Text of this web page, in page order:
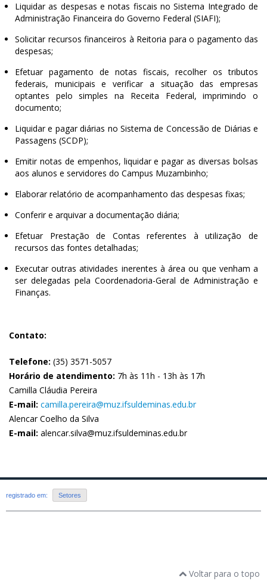
Liquidar as despesas e notas fiscais no Sistema Integrado de
Administração Financeira do Governo Federal (SIAFI);
Solicitar recursos financeiros à Reitoria para o pagamento das
despesas;
Efetuar pagamento de notas fiscais, recolher os tributos
federais, municipais e verificar a situação das empresas
optantes pelo simples na Receita Federal, imprimindo o
documento;
Liquidar e pagar diárias no Sistema de Concessão de Diárias e
Passagens (SCDP);
Emitir notas de empenhos, liquidar e pagar as diversas bolsas
aos alunos e servidores do Campus Muzambinho;
Elaborar relatório de acompanhamento das despesas fixas;
Conferir e arquivar a documentação diária;
Efetuar Prestação de Contas referentes à utilização de
recursos das fontes detalhadas;
Executar outras atividades inerentes à área ou que venham a
ser delegadas pela Coordenadoria-Geral de Administração e
Finanças.
Contato:
Telefone: (35) 3571-5057
Horário de atendimento: 7h às 11h - 13h às 17h
Camilla Cláudia Pereira
E-mail: camilla.pereira@muz.ifsuldeminas.edu.br
Alencar Coelho da Silva
E-mail: alencar.silva@muz.ifsuldeminas.edu.br
registrado em: Setores
Voltar para o topo